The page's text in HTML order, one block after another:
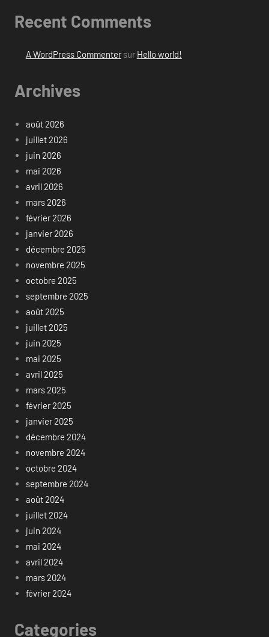
Recent Comments
A WordPress Commentersur Hello world!
Archives
août 2026
juillet 2026
juin 2026
mai 2026
avril 2026
mars 2026
février 2026
janvier 2026
décembre 2025
novembre 2025
octobre 2025
septembre 2025
août 2025
juillet 2025
juin 2025
mai 2025
avril 2025
mars 2025
février 2025
janvier 2025
décembre 2024
novembre 2024
octobre 2024
septembre 2024
août 2024
juillet 2024
juin 2024
mai 2024
avril 2024
mars 2024
février 2024
Categories